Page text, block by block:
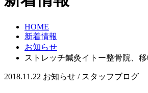
HOME
新着情報
お知らせ
ストレッチ鍼灸イトー整骨院、
2018.11.22 お知らせ / スタッフブログ